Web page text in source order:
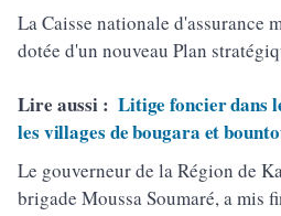
La Caisse nationale d'assurance
dotée d'un nouveau Plan
Lire aussi : Litige foncier dans
les villages de bougara et
Le gouverneur de la Région de
brigade Moussa Soumaré, a mis